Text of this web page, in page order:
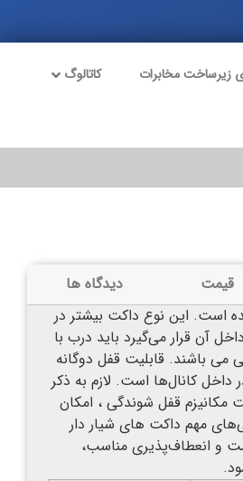
زیرساخت مخابرات کاتالوگ
قیمت
دیدگاه ها
است. این نوع داکت بیشتر در
آن قرار می‌گیرد باید درب با
می باشند. قابلیت قفل دوگانه
کانال‌ها است. لازم به ذکر
مکانیزم قفل شوندگی ، امکان
مهم داکت های شیار دار
و انعطاف‌پذیری مناسب،